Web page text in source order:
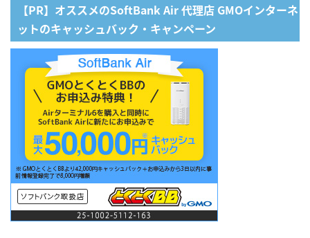
【PR】オススメのSoftBank Air 代理店 GMOインターネ
ットのキャッシュバック・キャンペーン